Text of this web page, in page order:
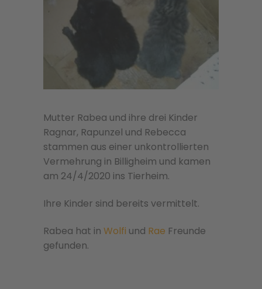
Mutter Rabea und ihre drei Kinder
Ragnar, Rapunzel und Rebecca
stammen aus einer unkontrollierten
Vermehrung in Billigheim und kamen
am 24/4/2020 ins Tierheim.
Ihre Kinder sind bereits vermittelt.
Rabea hat in Wolfi und Rae Freunde
gefunden.